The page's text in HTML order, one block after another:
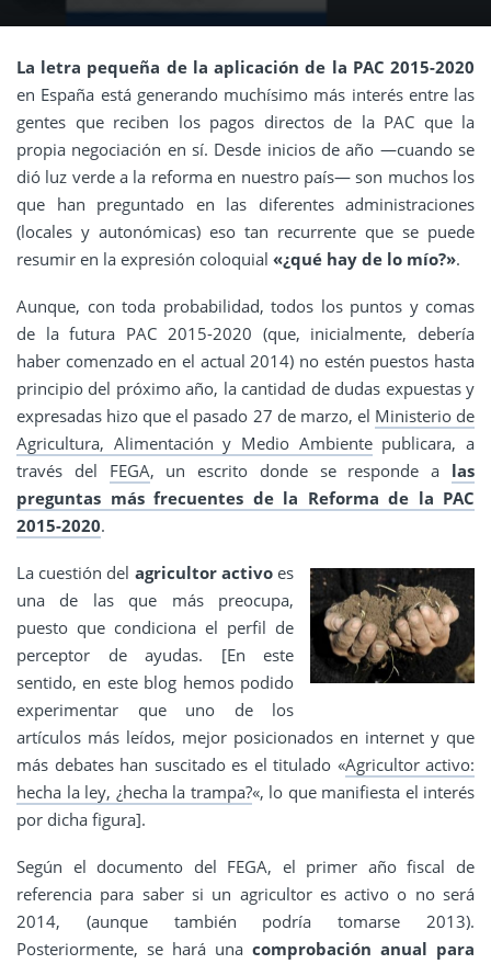
La letra pequeña de la aplicación de la PAC 2015-2020
en España está generando muchísimo más interés entre las
gentes que reciben los pagos directos de la PAC que la
propia negociación en sí. Desde inicios de año —cuando se
dió luz verde a la reforma en nuestro país— son muchos los
que han preguntado en las diferentes administraciones
(locales y autonómicas) eso tan recurrente que se puede
resumir en la expresión coloquial «¿qué hay de lo mío?».
Aunque, con toda probabilidad, todos los puntos y comas
de la futura PAC 2015-2020 (que, inicialmente, debería
haber comenzado en el actual 2014) no estén puestos hasta
principio del próximo año, la cantidad de dudas expuestas y
expresadas hizo que el pasado 27 de marzo, el Ministerio de
Agricultura, Alimentación y Medio Ambientepublicara, a
través del FEGA, un escrito donde se responde a las
preguntas más frecuentes de la Reforma de la PAC
2015-2020.
La cuestión del agricultor activoes
una de las que más preocupa,
puesto que condiciona el perfil de
perceptor de ayudas. [En este
sentido, en este blog hemos podido
experimentar que uno de los
artículos más leídos, mejor posicionados en internet y que
más debates han suscitado es el titulado «Agricultor activo:
hecha la ley, ¿hecha la trampa?«, lo que manifiesta el interés
por dicha figura].
Según el documento del FEGA, el primer año fiscal de
referencia para saber si un agricultor es activo o no será
2014, (aunque también podría tomarse 2013).
Posteriormente, se hará una comprobación anual para